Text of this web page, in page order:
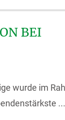
BEI
wurde im
...